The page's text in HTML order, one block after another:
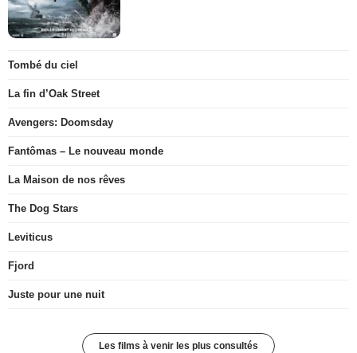
Tombé du ciel
La fin d’Oak Street
Avengers: Doomsday
Fantômas – Le nouveau monde
La Maison de nos rêves
The Dog Stars
Leviticus
Fjord
Juste pour une nuit
Les films à venir les plus consultés